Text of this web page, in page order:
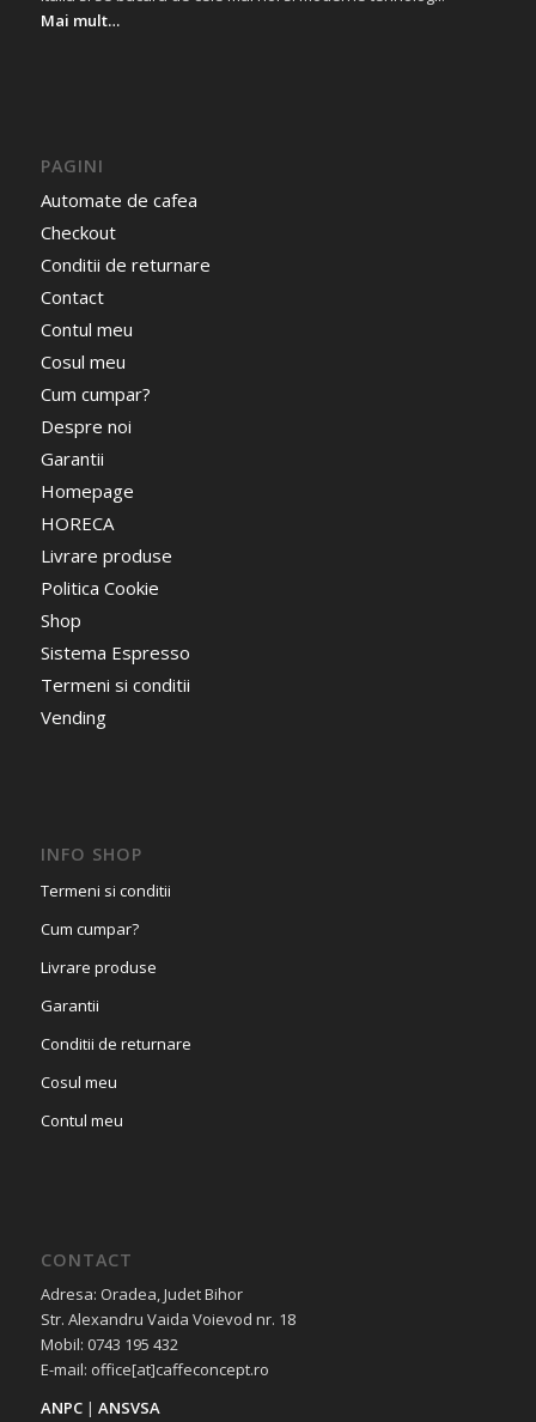
Mai mult…
PAGINI
Automate de cafea
Checkout
Conditii de returnare
Contact
Contul meu
Cosul meu
Cum cumpar?
Despre noi
Garantii
Homepage
HORECA
Livrare produse
Politica Cookie
Shop
Sistema Espresso
Termeni si conditii
Vending
INFO SHOP
Termeni si conditii
Cum cumpar?
Livrare produse
Garantii
Conditii de returnare
Cosul meu
Contul meu
CONTACT
Adresa: Oradea, Judet Bihor
Str. Alexandru Vaida Voievod nr. 18
Mobil: 0743 195 432
E-mail: office[at]caffeconcept.ro
ANPC| ANSVSA